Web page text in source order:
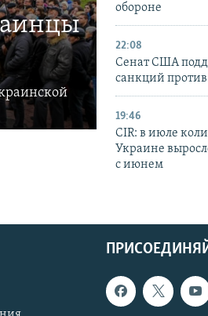
обороне
22:08
Сенат США
санкций
19:46
CIR: в июле
Украине
с июнем